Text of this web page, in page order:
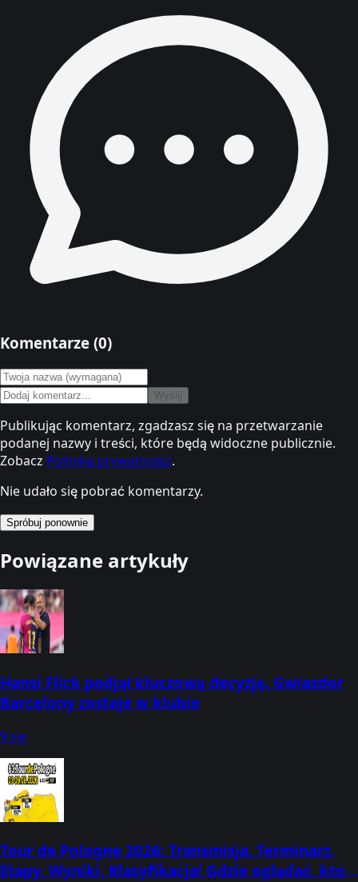
Komentarze (0)
Wyślij
Publikując komentarz, zgadzasz się na przetwarzanie
podanej nazwy i treści, które będą widoczne publicznie.
Zobacz Politykę prywatności.
Nie udało się pobrać komentarzy.
Spróbuj ponownie
Powiązane artykuły
Hansi Flick podjął kluczową decyzję. Gwiazdor
Barcelony zostaje w klubie
9 sie
Tour de Pologne 2026: Transmisja, Terminarz,
Etapy, Wyniki, Klasyfikacja! Gdzie oglądać, kto